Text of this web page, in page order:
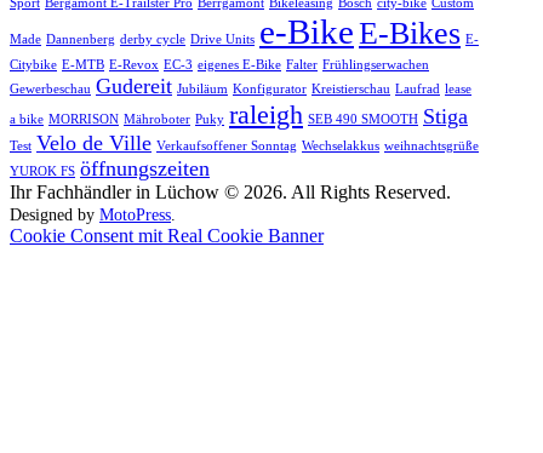
Sport Bergamont E-Trailster Pro Berrgamont Bikeleasing Bosch city-bike Custom
Made Dannenberg derby cycle Drive Units e-BikeE-Bikes E-
Citybike E-MTB E-Revox EC-3 eigenes E-Bike Falter Frühlingserwachen
Gewerbeschau Gudereit Jubiläum Konfigurator Kreistierschau Laufrad lease
a bike MORRISON Mähroboter Puky raleigh SEB 490 SMOOTH Stiga
Test Velo de Ville Verkaufsoffener Sonntag Wechselakkus weihnachtsgrüße
YUROK FS öffnungszeiten
Ihr Fachhändler in Lüchow © 2026. All Rights Reserved.
Designed by MotoPress.
Cookie Consent mit Real Cookie Banner